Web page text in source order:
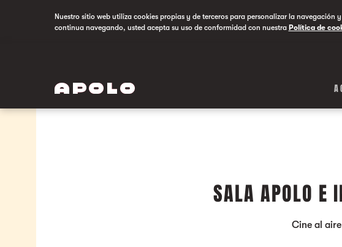
Nuestro sitio web utiliza cookies propias y de terceros para personalizar la navegación
continua navegando, usted acepta su uso de conformidad con nuestra Política de
SALA APOLO E
Cine al